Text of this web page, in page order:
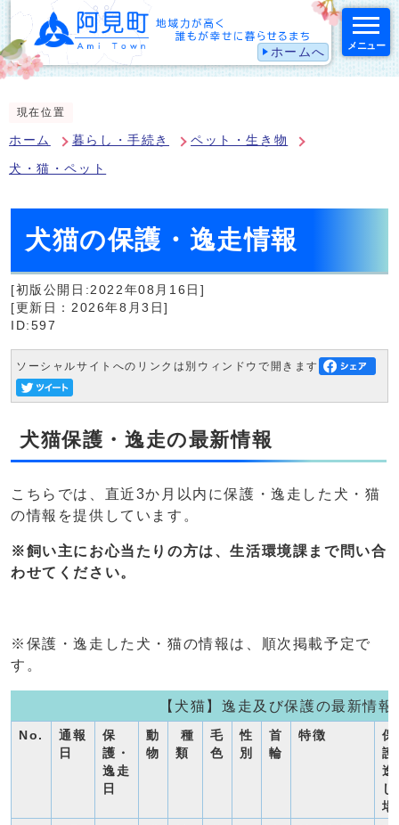
ホームへ メニュー
現在位置
ホーム 暮らし・手続き ペット・生き物
犬・猫・ペット
犬猫の保護・逸走情報
[初版公開日:2022年08月16日]
[更新日：2026年8月3日]
ID:597
ソーシャルサイトへのリンクは別ウィンドウで開きます
犬猫保護・逸走の最新情報
こちらでは、直近3か月以内に保護・逸走した犬・猫
の情報を提供しています。
※飼い主にお心当たりの方は、生活環境課まで問い合
わせてください。
※保護・逸走した犬・猫の情報は、順次掲載予定で
す。
【犬猫】逸走及び保護の最新情報
No.
通報
日
保
護・
逸走
日
動
物
種
類
毛
色
性
別
首
輪
特徴
保
護
逸
場